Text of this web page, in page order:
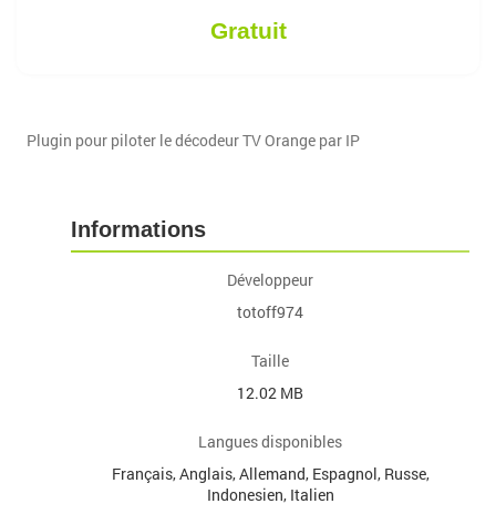
Gratuit
Plugin pour piloter le décodeur TV Orange par IP
Informations
Développeur
totoff974
Taille
12.02 MB
Langues disponibles
Français, Anglais, Allemand, Espagnol, Russe,
Indonesien, Italien